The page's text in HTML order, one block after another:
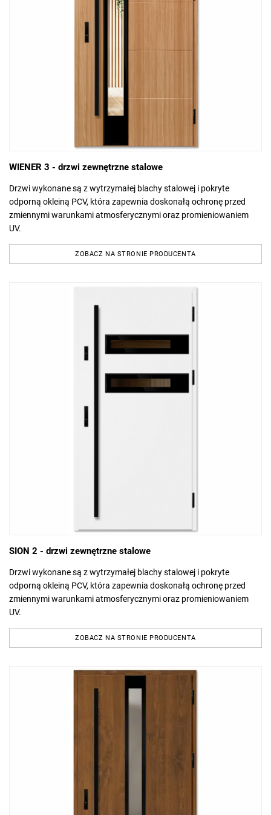
WIENER 3 - drzwi zewnętrzne stalowe
Drzwi wykonane są z wytrzymałej blachy stalowej i pokryte
odporną okleiną PCV, która zapewnia doskonałą ochronę przed
zmiennymi warunkami atmosferycznymi oraz promieniowaniem
UV.
ZOBACZ NA STRONIE PRODUCENTA
SION 2 - drzwi zewnętrzne stalowe
Drzwi wykonane są z wytrzymałej blachy stalowej i pokryte
odporną okleiną PCV, która zapewnia doskonałą ochronę przed
zmiennymi warunkami atmosferycznymi oraz promieniowaniem
UV.
ZOBACZ NA STRONIE PRODUCENTA